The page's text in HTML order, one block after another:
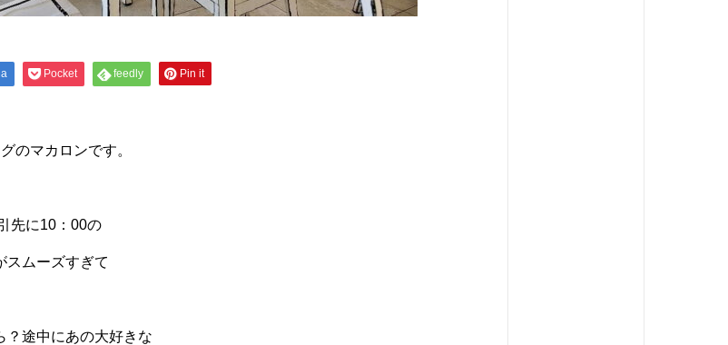
Pocket feedly Pin it
のマカロンです。
先に10：00の
スムーズすぎて
？途中にあの大好きな